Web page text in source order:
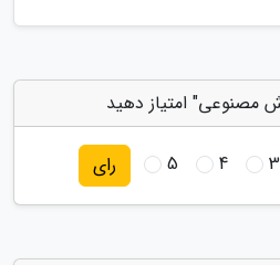
مصنوعی" امتیاز دهید
3
4
5 رای